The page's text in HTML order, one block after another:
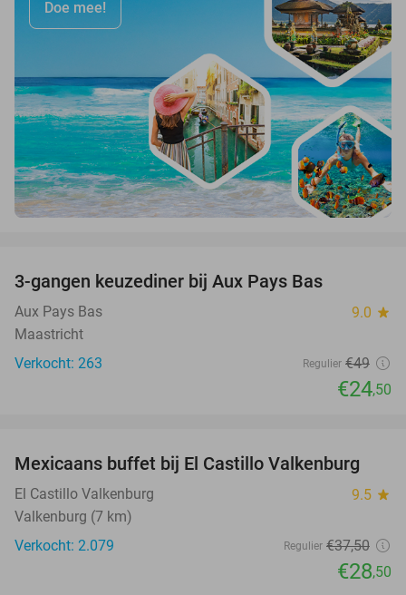
Doe mee!
3-gangen keuzediner bij Aux Pays Bas
Aux Pays Bas 9.0 star
Maastricht
Verkocht: 263
Regulier €49
€24,50
24%
Mexicaans buffet bij El Castillo Valkenburg
El Castillo Valkenburg 9.5 star
Valkenburg (7 km)
Verkocht: 2.079
Regulier €37,50
€28,50